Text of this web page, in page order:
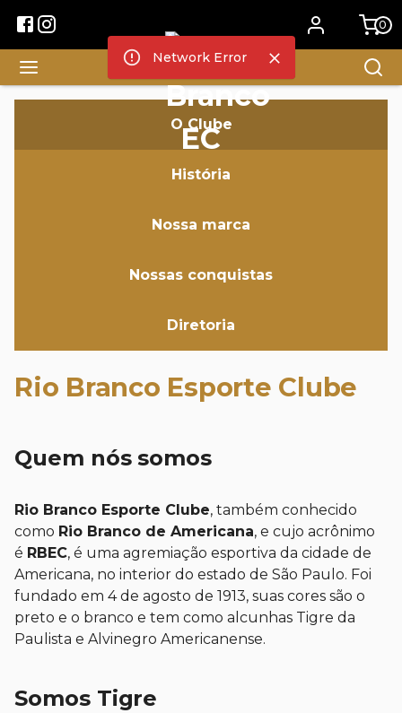
0
O Clube
História
Nossa marca
Nossas conquistas
Diretoria
Rio Branco Esporte Clube
Quem nós somos
Rio Branco Esporte Clube, também conhecido
como Rio Branco de Americana, e cujo acrônimo
é RBEC, é uma agremiação esportiva da cidade de
Americana, no interior do estado de São Paulo. Foi
fundado em 4 de agosto de 1913, suas cores são o
preto e o branco e tem como alcunhas Tigre da
Paulista e Alvinegro Americanense.
Somos Tigre
Network Error